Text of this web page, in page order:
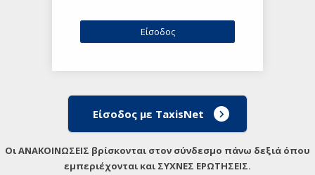
Είσοδος με TaxisNet
Οι ΑΝΑΚΟΙΝΩΣΕΙΣ βρίσκονται στον σύνδεσμο πάνω δεξιά όπου
εμπεριέχονται και ΣΥΧΝΕΣ ΕΡΩΤΗΣΕΙΣ.